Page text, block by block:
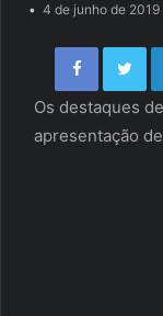
4 de junho de 2019
Facebook Twitter
Os destaques
apresentação